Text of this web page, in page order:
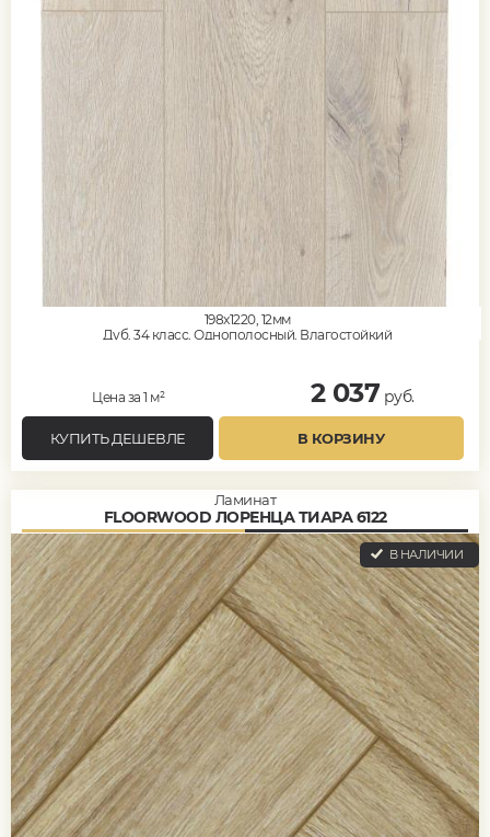
198x1220, 12мм
Дуб, 34 класс, Однополосный, Влагостойкий
Цена за 1 м² 2 037 руб.
КУПИТЬ ДЕШЕВЛЕ В КОРЗИНУ
Ламинат
FLOORWOOD ЛОРЕНЦА ТИАРА 6122
В НАЛИЧИИ